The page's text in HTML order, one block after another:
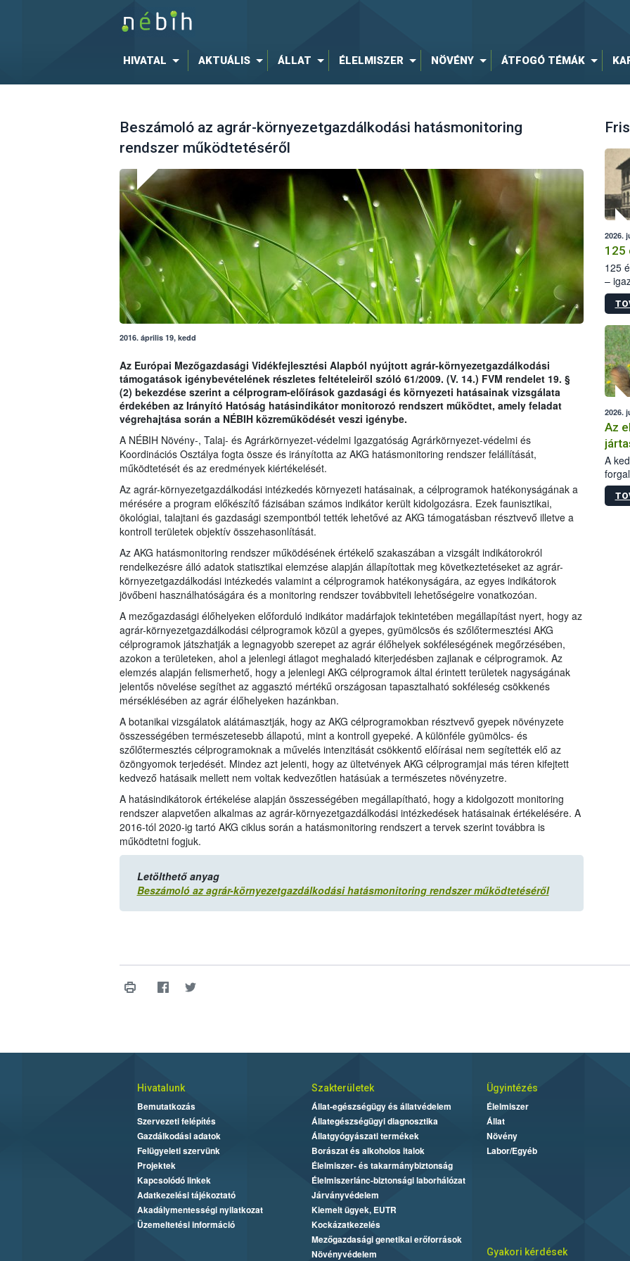
HIVATAL AKTUÁLIS ÁLLAT ÉLELMISZER NÖVÉNY ÁTFOGÓ TÉMÁK
Beszámoló az agrár-környezetgazdálkodási hatásmonitoring
rendszer működtetéséről
2016. április 19, kedd
Az Európai Mezőgazdasági Vidékfejlesztési Alapból nyújtott agrár-környezetgazdálkodási
támogatások igénybevételének részletes feltételeiről szóló 61/2009. (V. 14.) FVM rendelet 19. §
(2) bekezdése szerint a célprogram-előírások gazdasági és környezeti hatásainak vizsgálata
érdekében az Irányító Hatóság hatásindikátor monitorozó rendszert működtet, amely feladat
végrehajtása során a NÉBIH közreműködését veszi igénybe.
A NÉBIH Növény-, Talaj- és Agrárkörnyezet-védelmi Igazgatóság Agrárkörnyezet-védelmi és
Koordinációs Osztálya fogta össze és irányította az AKG hatásmonitoring rendszer felállítását,
működtetését és az eredmények kiértékelését.
Az agrár-környezetgazdálkodási intézkedés környezeti hatásainak, a célprogramok hatékonyságának a
mérésére a program előkészítő fázisában számos indikátor került kidolgozásra. Ezek faunisztikai,
ökológiai, talajtani és gazdasági szempontból tették lehetővé az AKG támogatásban résztvevő illetve a
kontroll területek objektív összehasonlítását.
Az AKG hatásmonitoring rendszer működésének értékelő szakaszában a vizsgált indikátorokról
rendelkezésre álló adatok statisztikai elemzése alapján állapítottak meg következtetéseket az agrár-
környezetgazdálkodási intézkedés valamint a célprogramok hatékonyságára, az egyes indikátorok
jövőbeni használhatóságára és a monitoring rendszer továbbviteli lehetőségeire vonatkozóan.
A mezőgazdasági élőhelyeken előforduló indikátor madárfajok tekintetében megállapítást nyert, hogy az
agrár-környezetgazdálkodási célprogramok közül a gyepes, gyümölcsös és szőlőtermesztési AKG
célprogramok játszhatják a legnagyobb szerepet az agrár élőhelyek sokféleségének megőrzésében,
azokon a területeken, ahol a jelenlegi átlagot meghaladó kiterjedésben zajlanak e célprogramok. Az
elemzés alapján felismerhető, hogy a jelenlegi AKG célprogramok által érintett területek nagyságának
jelentős növelése segíthet az aggasztó mértékű országosan tapasztalható sokféleség csökkenés
mérséklésében az agrár élőhelyeken hazánkban.
A botanikai vizsgálatok alátámasztják, hogy az AKG célprogramokban résztvevő gyepek növényzete
összességében természetesebb állapotú, mint a kontroll gyepeké. A különféle gyümölcs- és
szőlőtermesztés célprogramoknak a művelés intenzitását csökkentő előírásai nem segítették elő az
özöngyomok terjedését. Mindez azt jelenti, hogy az ültetvények AKG célprogramjai más téren kifejtett
kedvező hatásaik mellett nem voltak kedvezőtlen hatásúak a természetes növényzetre.
A hatásindikátorok értékelése alapján összességében megállapítható, hogy a kidolgozott monitoring
rendszer alapvetően alkalmas az agrár-környezetgazdálkodási intézkedések hatásainak értékelésére. A
2016-tól 2020-ig tartó AKG ciklus során a hatásmonitoring rendszert a tervek szerint továbbra is
működtetni fogjuk.
Letölthető anyag
Beszámoló az agrár-környezetgazdálkodási hatásmonitoring rendszer működtetéséről
2026.
125
125
–
15.
2026.
Az
A
Hivatalunk
Bemutatkozás
Szervezeti felépítés
Gazdálkodási adatok
Felügyeleti szervünk
Projektek
Kapcsolódó linkek
Adatkezelési tájékoztató
Akadálymentességi nyilatkozat
Üzemeltetési információ
Szakterületek
Állat-egészségügy és állatvédelem
Állategészségügyi diagnosztika
Állatgyógyászati termékek
Borászat és alkoholos italok
Élelmiszer- és takarmánybiztonság
Élelmiszerlánc-biztonsági laborhálózat
Járványvédelem
Kiemelt ügyek, EUTR
Kockázatkezelés
Mezőgazdasági genetikai erőforrások
Növényvédelem
Ügyintézés
Élelmiszer
Állat
Növény
Labor/Egyéb
Gyakori kérdések